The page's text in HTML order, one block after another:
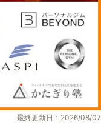
最終更新日：2026/08/07